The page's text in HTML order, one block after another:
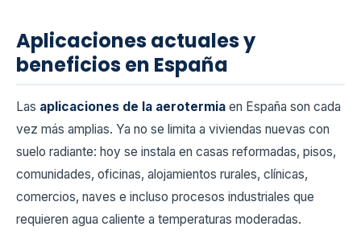
Aplicaciones actuales y
beneficios en España
Las aplicaciones de la aerotermia en España son cada
vez más amplias. Ya no se limita a viviendas nuevas con
suelo radiante: hoy se instala en casas reformadas, pisos,
comunidades, oficinas, alojamientos rurales, clínicas,
comercios, naves e incluso procesos industriales que
requieren agua caliente a temperaturas moderadas.